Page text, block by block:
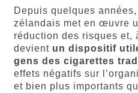
Depuis quelques
zélandais met en œuvre
réduction des risques et,
devient un dispositif
gens des cigarettes
effets négatifs sur
et bien plus importants